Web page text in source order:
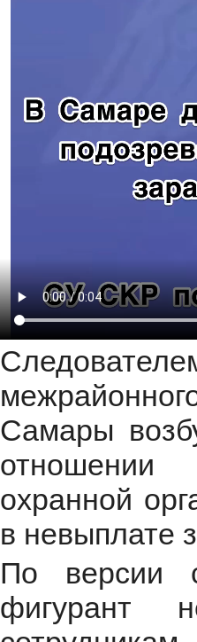
Самары
охранной
в невыплате
По версии
фигурант